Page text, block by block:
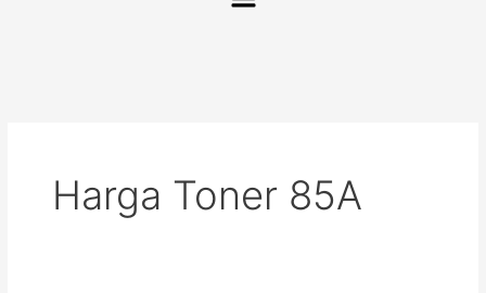
Harga Toner 85A